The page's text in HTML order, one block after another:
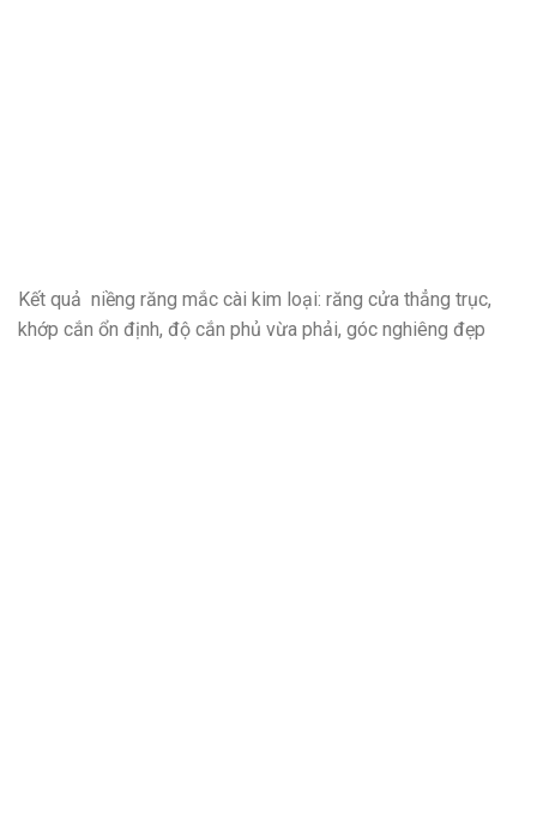
Kết quả niềng răng mắc cài kim loại: răng cửa thẳng trục,
khớp cắn ổn định, độ cắn phủ vừa phải, góc nghiêng đẹp